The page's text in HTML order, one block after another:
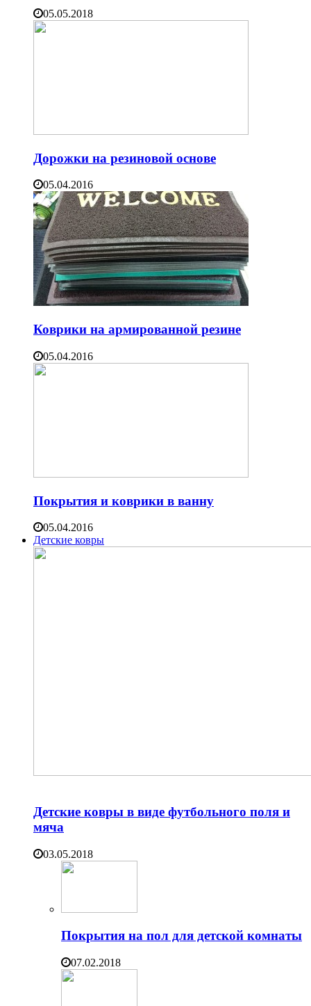
05.05.2018
Дорожки на резиновой основе
05.04.2016
Коврики на армированной резине
05.04.2016
Покрытия и коврики в ванну
05.04.2016
Детские ковры
Детские ковры в виде футбольного поля и
мяча
03.05.2018
Покрытия на пол для детской комнаты
07.02.2018